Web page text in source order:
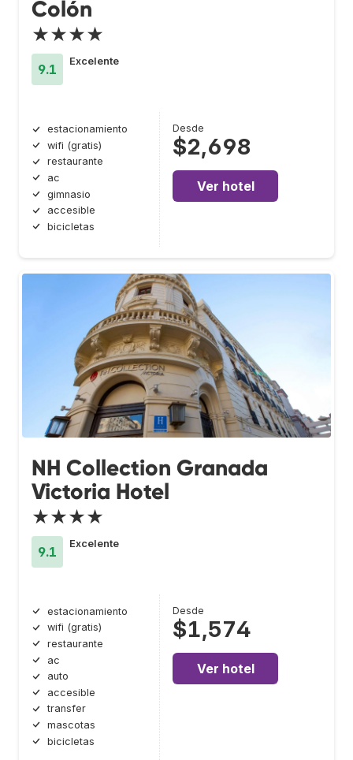
Colón
★★★★
9.1
Excelente
estacionamiento
wifi (gratis)
restaurante
ac
gimnasio
accesible
bicicletas
Desde
$2,698
Ver hotel
NH Collection Granada
Victoria Hotel
★★★★
9.1
Excelente
estacionamiento
wifi (gratis)
restaurante
ac
auto
accesible
transfer
mascotas
bicicletas
Desde
$1,574
Ver hotel